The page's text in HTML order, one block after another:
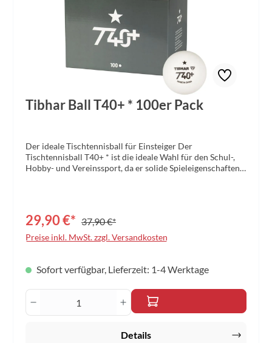
Tibhar Ball T40+ * 100er Pack
Der ideale Tischtennisball für Einsteiger Der
Tischtennisball T40+ * ist die ideale Wahl für den Schul-,
Hobby- und Vereinssport, da er solide Spieleigenschaften
den regelmäßigen Einsatz geeignet ist und den Einstieg in
den Sport optimal unterstützt.
29,90 €* 37,90 €*
Preise inkl. MwSt. zzgl. Versandkosten
Sofort verfügbar, Lieferzeit: 1-4 Werktage
Produkt Anzahl: Gib den gewünschten
Details